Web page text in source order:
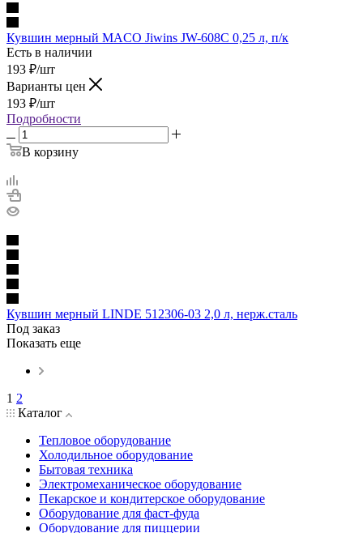
Кувшин мерный MACO Jiwins JW-608C 0,25 л, п/к
Есть в наличии
193 ₽/шт
Варианты цен
193 ₽/шт
Подробности
В корзину
Кувшин мерный LINDE 512306-03 2,0 л, нерж.сталь
Под заказ
Показать еще
1 2
Каталог
Тепловое оборудование
Холодильное оборудование
Бытовая техника
Электромеханическое оборудование
Пекарское и кондитерское оборудование
Оборудование для фаст-фуда
Оборудование для пиццерии